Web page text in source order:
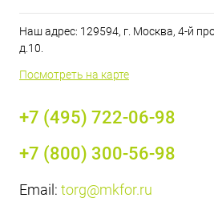
Наш адрес: 129594, г. Москва, 4-й
д.10.
Посмотреть на карте
+7 (495) 722-06-98
+7 (800) 300-56-98
Email: torg@mkfor.ru